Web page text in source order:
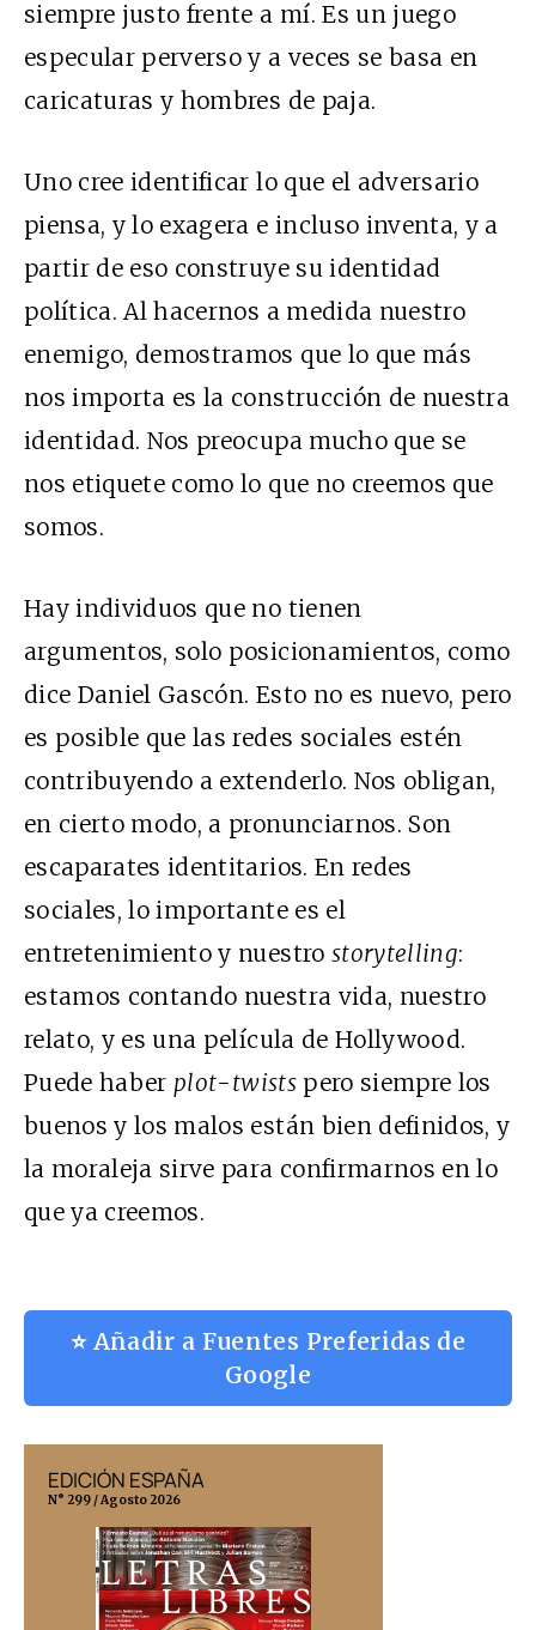
siempre justo frente a mí. Es un juego
especular perverso y a veces se basa en
caricaturas y hombres de paja.
Uno cree identificar lo que el adversario
piensa, y lo exagera e incluso inventa, y a
partir de eso construye su identidad
política. Al hacernos a medida nuestro
enemigo, demostramos que lo que más
nos importa es la construcción de nuestra
identidad. Nos preocupa mucho que se
nos etiquete como lo que no creemos que
somos.
Hay individuos que no tienen
argumentos, solo posicionamientos, como
dice Daniel Gascón. Esto no es nuevo, pero
es posible que las redes sociales estén
contribuyendo a extenderlo. Nos obligan,
en cierto modo, a pronunciarnos. Son
escaparates identitarios. En redes
sociales, lo importante es el
entretenimiento y nuestro storytelling:
estamos contando nuestra vida, nuestro
relato, y es una película de Hollywood.
Puede haber plot-twistspero siempre los
buenos y los malos están bien definidos, y
la moraleja sirve para confirmarnos en lo
que ya creemos.
⭐ Añadir a Fuentes Preferidas de
Google
EDICIÓN ESPAÑA
N° 299 / Agosto 2026